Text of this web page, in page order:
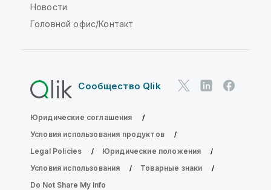
Новости
Головной офис/Контакт
Сообщество Qlik
Юридические соглашения
Условия использования продуктов
Legal Policies
Юридические положения
Условия использования
Товарные знаки
Do Not Share My Info